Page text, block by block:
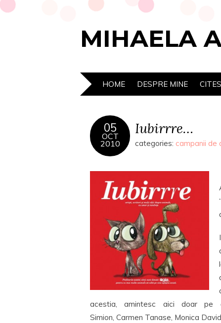
MIHAELA
HOME DESPRE MINE
05
OCT
2010
Iubirrre…
categories: campanii de
acestia, amintesc aici doar pe
Simion, Carmen Tanase, Monica